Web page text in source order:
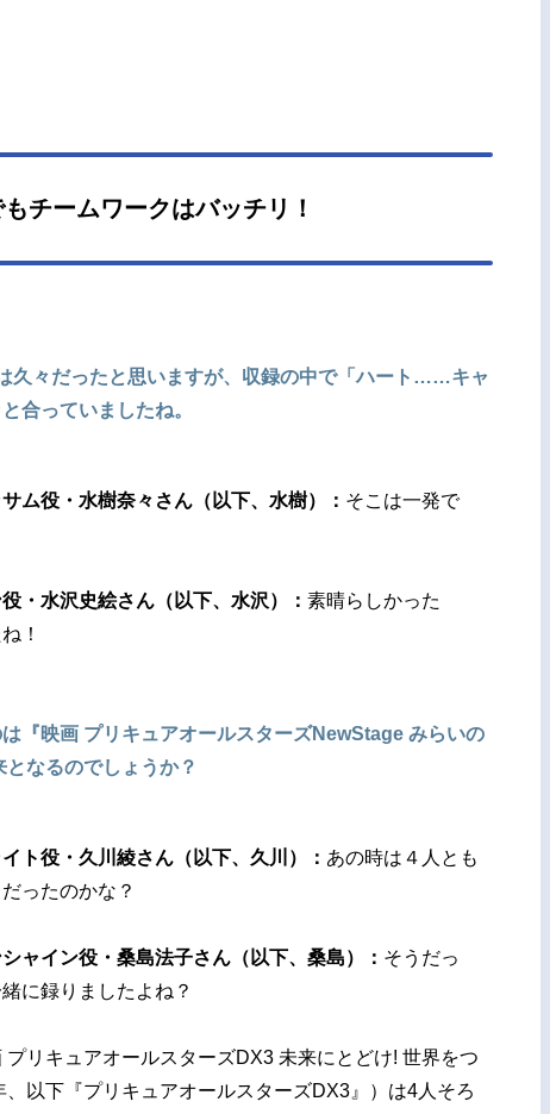
チームワークはバッチリ！
々だったと思いますが、収録の中で「ハート……キャ
合っていましたね。
ム役・水樹奈々さん（以下、水樹）： そこは一発で
・水沢史絵さん（以下、水沢）： 素晴らしかった
！
『映画 プリキュアオールスターズNewStage みらいの
なるのでしょうか？
ト役・久川綾さん（以下、久川）： あの時は４人とも
ったのかな？
ャイン役・桑島法子さん（以下、桑島）： そうだっ
に録りましたよね？
リキュアオールスターズDX3 未来にとどけ! 世界をつ
以下『プリキュアオールスターズDX3』）は4人そろ